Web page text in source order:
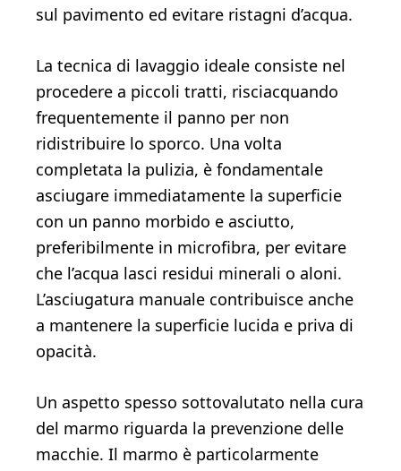
sul pavimento ed evitare ristagni d’acqua.
La tecnica di lavaggio ideale consiste nel
procedere a piccoli tratti, risciacquando
frequentemente il panno per non
ridistribuire lo sporco. Una volta
completata la pulizia, è fondamentale
asciugare immediatamente la superficie
con un panno morbido e asciutto,
preferibilmente in microfibra, per evitare
che l’acqua lasci residui minerali o aloni.
L’asciugatura manuale contribuisce anche
a mantenere la superficie lucida e priva di
opacità.
Un aspetto spesso sottovalutato nella cura
del marmo riguarda la prevenzione delle
macchie. Il marmo è particolarmente